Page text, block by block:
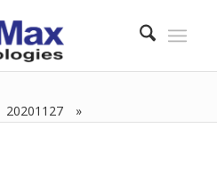
20201127